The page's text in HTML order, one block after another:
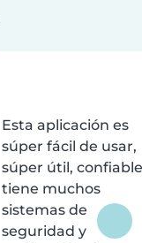
Esta aplicación es
súper fácil de usar,
súper útil,
tiene muchos
sistemas de
seguridad y